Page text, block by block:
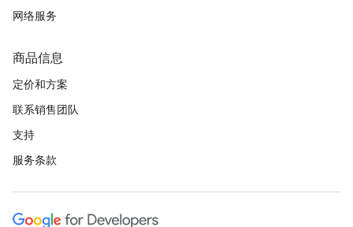
网络服务
商品信息
定价和方案
联系销售团队
支持
服务条款